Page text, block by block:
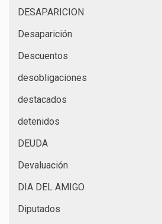
DESAPARICION
Desaparición
Descuentos
desobligaciones
destacados
detenidos
DEUDA
Devaluación
DIA DEL AMIGO
Diputados